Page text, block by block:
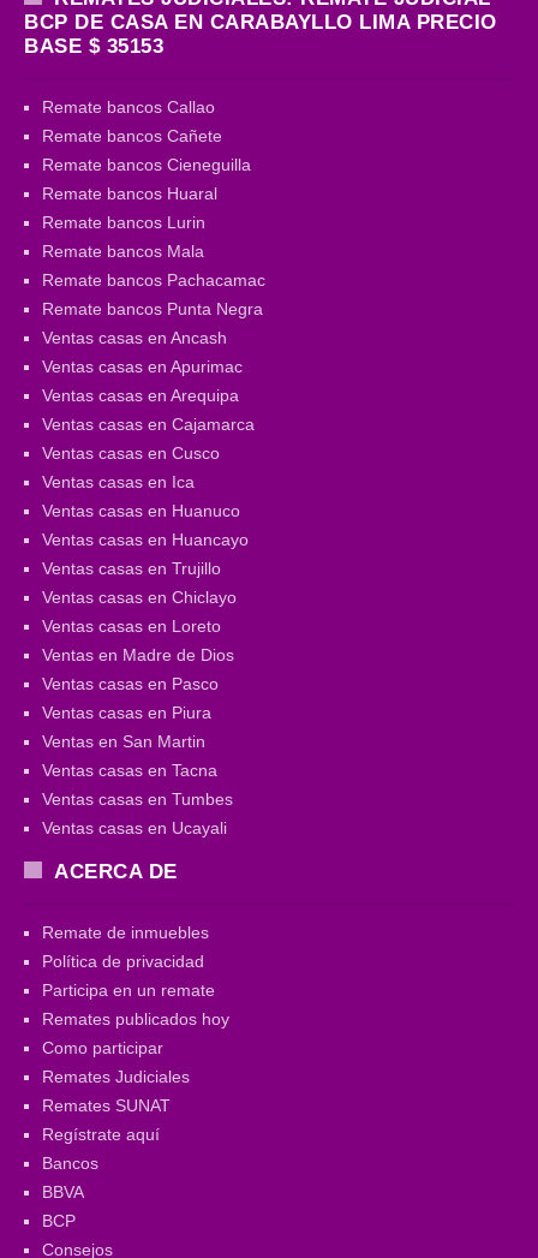
BCP DE CASA EN CARABAYLLO LIMA PRECIO
BASE $ 35153
Remate bancos Callao
Remate bancos Cañete
Remate bancos Cieneguilla
Remate bancos Huaral
Remate bancos Lurin
Remate bancos Mala
Remate bancos Pachacamac
Remate bancos Punta Negra
Ventas casas en Ancash
Ventas casas en Apurimac
Ventas casas en Arequipa
Ventas casas en Cajamarca
Ventas casas en Cusco
Ventas casas en Ica
Ventas casas en Huanuco
Ventas casas en Huancayo
Ventas casas en Trujillo
Ventas casas en Chiclayo
Ventas casas en Loreto
Ventas en Madre de Dios
Ventas casas en Pasco
Ventas casas en Piura
Ventas en San Martin
Ventas casas en Tacna
Ventas casas en Tumbes
Ventas casas en Ucayali
ACERCA DE
Remate de inmuebles
Política de privacidad
Participa en un remate
Remates publicados hoy
Como participar
Remates Judiciales
Remates SUNAT
Regístrate aquí
Bancos
BBVA
BCP
Consejos